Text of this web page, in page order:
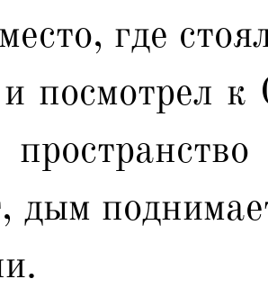
где
посмотрел
дым